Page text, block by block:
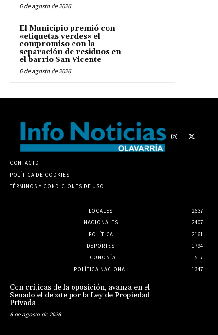
6 de agosto de 2026
El Municipio premió con
«etiquetas verdes» el
compromiso con la
separación de residuos en
el barrio San Vicente
6 de agosto de 2026
CONTACTO
POLÍTICA DE COOKIES
TÉRMINOS Y CONDICIONES DE USO
LOCALES
2637
NACIONALES
2407
POLÍTICA
2161
DEPORTES
1794
ECONOMÍA
1517
POLÍTICA NACIONAL
1347
Con críticas de la oposición, avanza en el
Senado el debate por la Ley de Propiedad
Privada
6 de agosto de 2026